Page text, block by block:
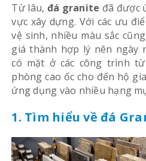
Từ lâu, đá granite đã được
vực xây dựng. Với các ưu
vệ sinh, nhiều màu sắc
giá thành hợp lý nên ngày
có mặt ở các công trình
phòng cao ốc cho đến hộ
ứng dụng vào nhiều hạng
1. Tìm hiểu về đá